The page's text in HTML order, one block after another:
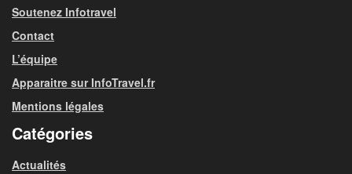
Soutenez Infotravel
Contact
L’équipe
Apparaitre sur InfoTravel.fr
Mentions légales
Catégories
Actualités